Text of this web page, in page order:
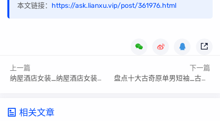
本文链接： https://ask.lianxu.vip/post/361976.html
上一篇
纳屋酒店女装_纳屋酒店女装怎么样
下一篇
盘点十大古奇原单男短袖_古奇短袖怎么辨别真假
相关文章